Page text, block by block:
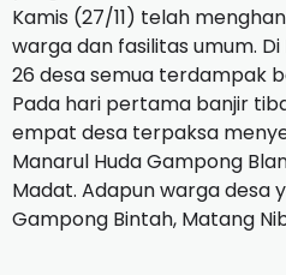
Kamis (27/11) telah
warga dan fasilitas umum.
26 desa semua terdampak
Pada hari pertama banjir
empat desa terpaksa
Manarul Huda Gampong
Madat. Adapun warga desa
Gampong Bintah, Matang